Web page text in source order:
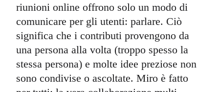
riunioni online offrono solo un modo di
comunicare per gli utenti: parlare. Ciò
significa che i contributi provengono da
una persona alla volta (troppo spesso la
stessa persona) e molte idee preziose non
sono condivise o ascoltate. Miro è fatto